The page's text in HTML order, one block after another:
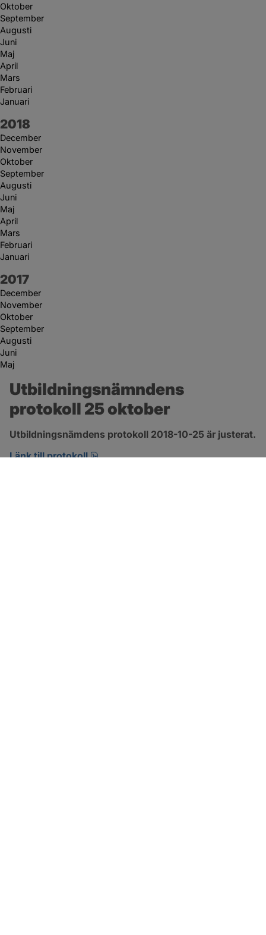
Oktober
September
Augusti
Juni
Maj
April
Mars
Februari
Januari
År:
2018
December
November
Oktober
September
Augusti
Juni
Maj
April
Mars
Februari
Januari
År:
2017
December
November
Oktober
September
Augusti
Juni
Maj
Utbildningsnämndens
protokoll 25 oktober
Utbildningsnämdens protokoll 2018-10-25 är justerat.
Länk till protokoll
pdf, 218 kB, öppnas i nytt fönster.